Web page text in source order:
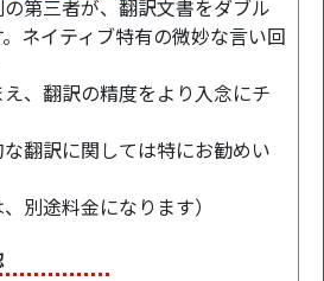
第三者が、翻訳文書をダブル
ネイティブ特有の微妙な言い回
、翻訳の精度をより入念にチ
翻訳に関しては特にお勧めい
別途料金になります）